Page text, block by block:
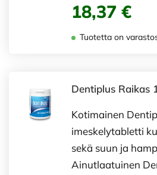
18,37 €
Tuotetta on
Dentiplus Raikas
Kotimainen
imeskelytabletti
sekä suun ja
Ainutlaatuinen